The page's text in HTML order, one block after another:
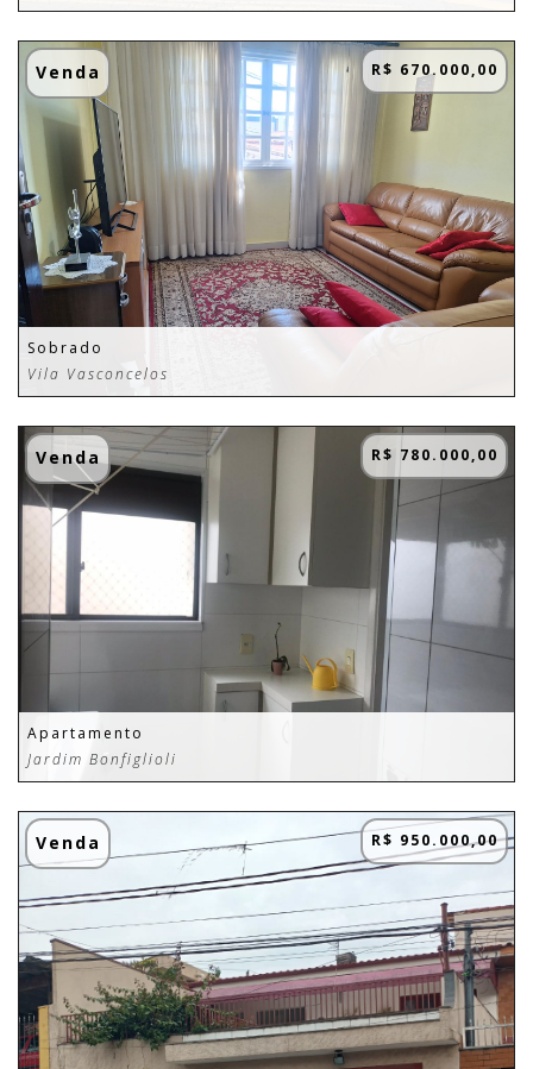
Venda R$ 670.000,00
Sobrado
Vila Vasconcelos
Venda R$ 780.000,00
Apartamento
Jardim Bonfiglioli
Venda R$ 950.000,00